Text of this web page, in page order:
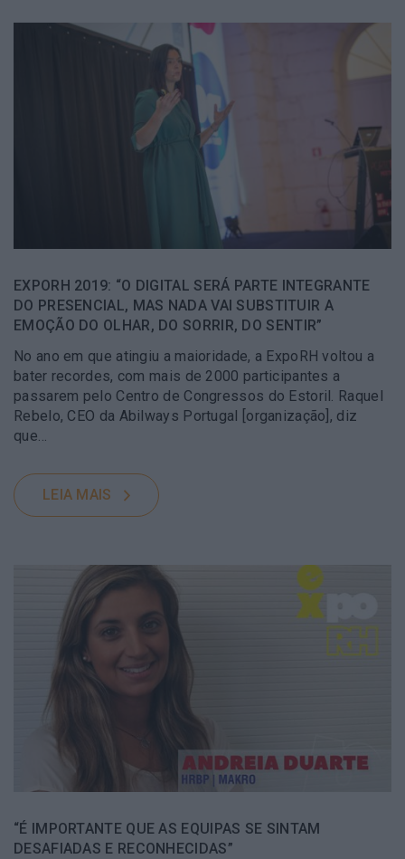
EXPORH 2019: “O DIGITAL SERÁ PARTE INTEGRANTE
DO PRESENCIAL, MAS NADA VAI SUBSTITUIR A
EMOÇÃO DO OLHAR, DO SORRIR, DO SENTIR”
No ano em que atingiu a maioridade, a ExpoRH voltou a
bater recordes, com mais de 2000 participantes a
passarem pelo Centro de Congressos do Estoril. Raquel
Rebelo, CEO da Abilways Portugal [organização], diz
que…
LEIA MAIS
“É IMPORTANTE QUE AS EQUIPAS SE SINTAM
DESAFIADAS E RECONHECIDAS”